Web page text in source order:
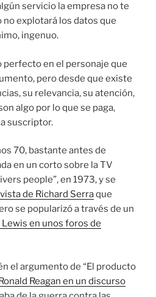
servicio la empresa no te
explotará los datos que
ingenuo.
perfecto en el personaje que
pero desde que existe
su relevancia, su atención,
algo por lo que se paga,
suscriptor.
70, bastante antes de
en un corto sobre la TV
people”, en 1973, y se
de Richard Serraque
se popularizó a través de un
en unos foros de
el argumento de “El producto
Reagan en un discurso